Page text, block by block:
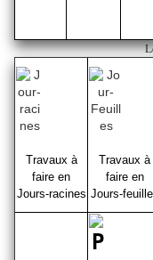
Travaux à
faire en
Jours-racines
Travaux à
faire en
Jours-